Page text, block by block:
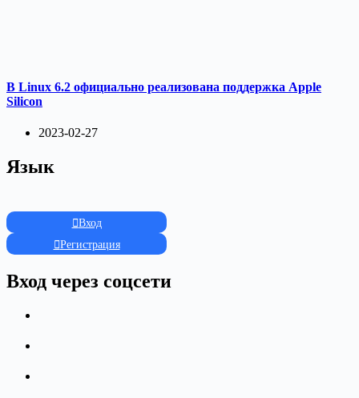
В Linux 6.2 официально реализована поддержка Apple
Silicon
2023-02-27
Язык
Вход
Регистрация
Вход через соцсети